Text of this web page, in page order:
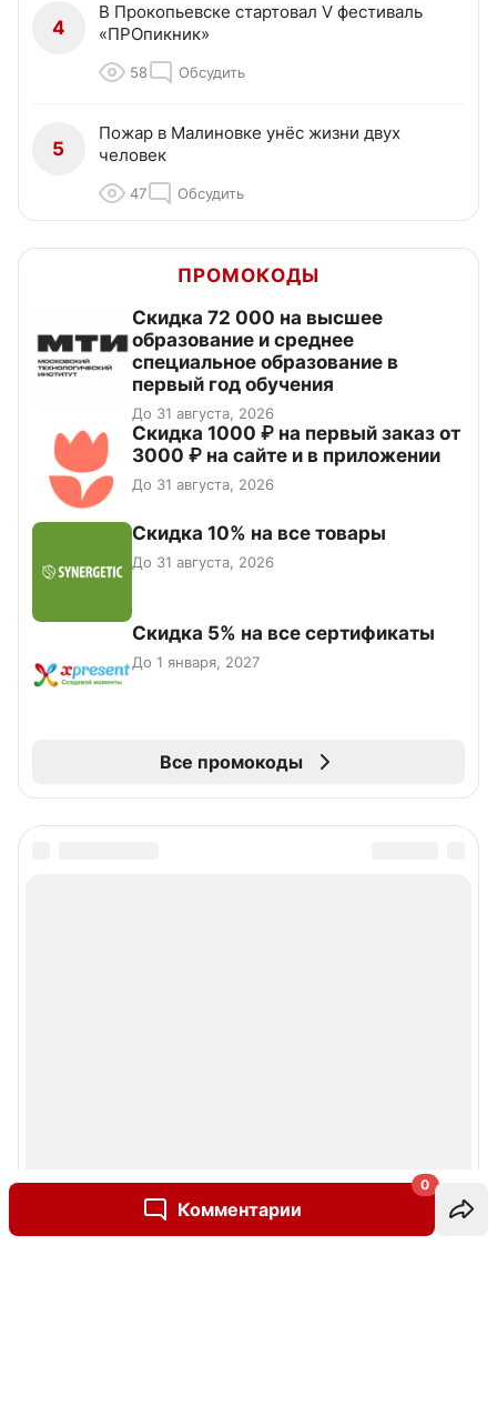
Комментарии
0
4
В Прокопьевске стартовал V фестиваль
«ПРОпикник»
58 Обсудить
5
Пожар в Малиновке унёс жизни двух
человек
47 Обсудить
ПРОМОКОДЫ
Скидка 72 000 на высшее
образование и среднее
специальное образование в
первый год обучения
До 31 августа, 2026
Скидка 1000 ₽ на первый заказ от
3000 ₽ на сайте и в приложении
До 31 августа, 2026
Скидка 10% на все товары
До 31 августа, 2026
Скидка 5% на все сертификаты
До 1 января, 2027
Все промокоды